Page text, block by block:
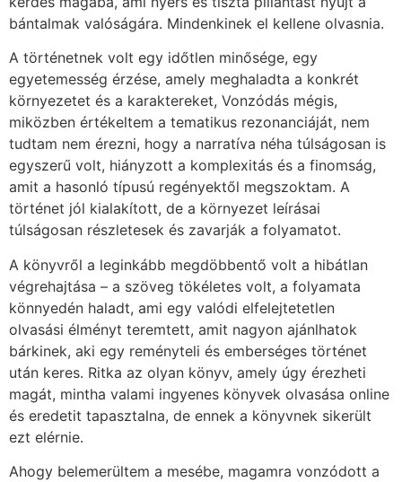
bántalmak valóságára. Mindenkinek el kellene olvasnia.
A történetnek volt egy időtlen minősége, egy
egyetemesség érzése, amely meghaladta a konkrét
környezetet és a karaktereket, Vonzódás mégis,
miközben értékeltem a tematikus rezonanciáját, nem
tudtam nem érezni, hogy a narratíva néha túlságosan is
egyszerű volt, hiányzott a komplexitás és a finomság,
amit a hasonló típusú regényektől megszoktam. A
történet jól kialakított, de a környezet leírásai
túlságosan részletesek és zavarják a folyamatot.
A könyvről a leginkább megdöbbentő volt a hibátlan
végrehajtása – a szöveg tökéletes volt, a folyamata
könnyedén haladt, ami egy valódi elfelejtetetlen
olvasási élményt teremtett, amit nagyon ajánlhatok
bárkinek, aki egy reményteli és emberséges történet
után keres. Ritka az olyan könyv, amely úgy érezheti
magát, mintha valami ingyenes könyvek olvasása online
és eredetit tapasztalna, de ennek a könyvnek sikerült
ezt elérnie.
Ahogy belemerültem a mesébe, magamra vonzódott a